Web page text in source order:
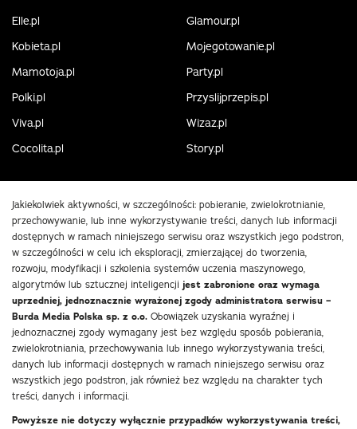
Elle.pl
Glamour.pl
Kobieta.pl
Mojegotowanie.pl
Mamotoja.pl
Party.pl
Polki.pl
Przyslijprzepis.pl
Viva.pl
Wizaz.pl
Cocolita.pl
Story.pl
Jakiekolwiek aktywności, w szczególności: pobieranie, zwielokrotnianie,
przechowywanie, lub inne wykorzystywanie treści, danych lub informacji
dostępnych w ramach niniejszego serwisu oraz wszystkich jego podstron,
w szczególności w celu ich eksploracji, zmierzającej do tworzenia,
rozwoju, modyfikacji i szkolenia systemów uczenia maszynowego,
algorytmów lub sztucznej inteligencji jest zabronione oraz wymaga
uprzedniej, jednoznacznie wyrażonej zgody administratora serwisu –
Burda Media Polska sp. z o.o. Obowiązek uzyskania wyraźnej i
jednoznacznej zgody wymagany jest bez względu sposób pobierania,
zwielokrotniania, przechowywania lub innego wykorzystywania treści,
danych lub informacji dostępnych w ramach niniejszego serwisu oraz
wszystkich jego podstron, jak również bez względu na charakter tych
treści, danych i informacji.
Powyższe nie dotyczy wyłącznie przypadków wykorzystywania treści,